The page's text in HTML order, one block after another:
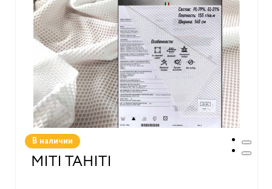
В наличии
MITI TAHITI